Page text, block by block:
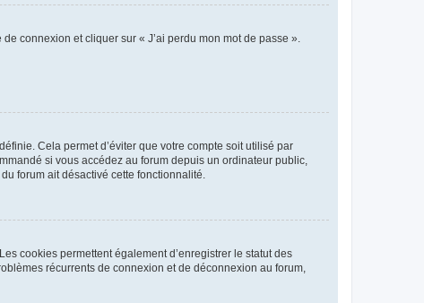
connexion et cliquer sur « J’ai perdu mon mot de passe ».
Cela permet d’éviter que votre compte soit utilisé par
si vous accédez au forum depuis un ordinateur public,
forum ait désactivé cette fonctionnalité.
cookies permettent également d’enregistrer le statut des
récurrents de connexion et de déconnexion au forum,